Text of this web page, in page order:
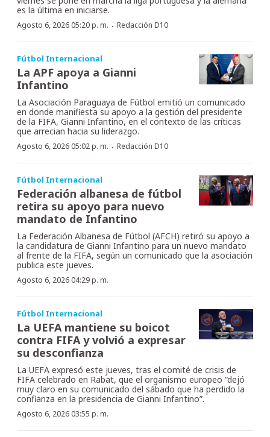
es la última en iniciarse.
Agosto 6, 2026 05:20 p. m. · Redacción D10
Fútbol Internacional
La APF apoya a Gianni
Infantino
La Asociación Paraguaya de Fútbol emitió un comunicado
en donde manifiesta su apoyo a la gestión del presidente
de la FIFA, Gianni Infantino, en el contexto de las críticas
que arrecian hacia su liderazgo.
Agosto 6, 2026 05:02 p. m. · Redacción D10
Fútbol Internacional
Federación albanesa de fútbol
retira su apoyo para nuevo
mandato de Infantino
La Federación Albanesa de Fútbol (AFCH) retiró su apoyo a
la candidatura de Gianni Infantino para un nuevo mandato
al frente de la FIFA, según un comunicado que la asociación
publica este jueves.
Agosto 6, 2026 04:29 p. m.
Fútbol Internacional
La UEFA mantiene su boicot
contra FIFA y volvió a expresar
su desconfianza
La UEFA expresó este jueves, tras el comité de crisis de
FIFA celebrado en Rabat, que el organismo europeo “dejó
muy claro en su comunicado del sábado que ha perdido la
confianza en la presidencia de Gianni Infantino”.
Agosto 6, 2026 03:55 p. m.